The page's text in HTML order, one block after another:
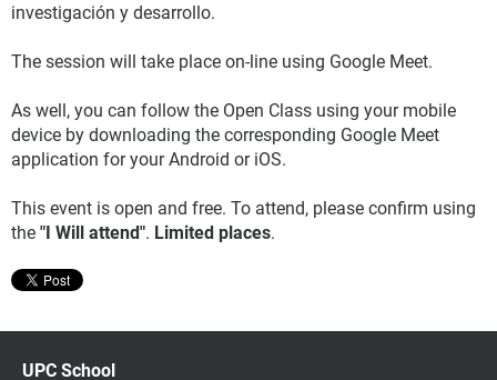
investigación y desarrollo.
The session will take place on-line using Google Meet.
As well, you can follow the Open Class using your mobile
device by downloading the corresponding Google Meet
application for your Android or iOS.
This event is open and free. To attend, please confirm using
the "I Will attend". Limited places.
UPC School